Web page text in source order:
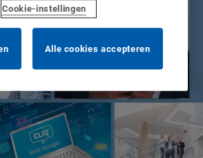
Cookie-instellingen
Alle cookies accepteren